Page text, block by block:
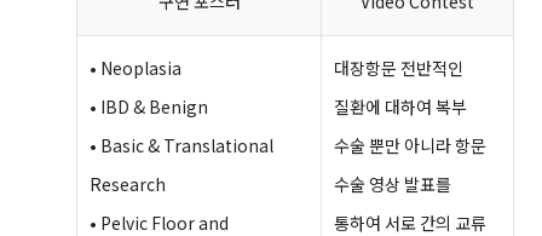
• Neoplasia
• IBD & Benign
• Basic & Translational
Research
• Pelvic Floor and
대장항문 전반적인
질환에 대하여 복부
수술 뿐만 아니라 항문
수술 영상 발표를
통하여 서로 간의 교류